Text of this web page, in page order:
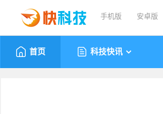
手机版 安卓版
首页 科技快讯